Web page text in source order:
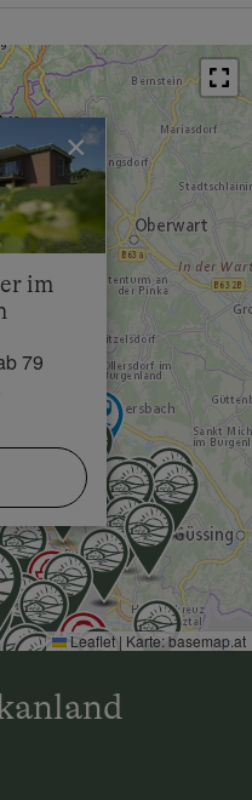
Fürstenfeld/Ilz,
rechts Richtung
dann rechts
in Brunn links
Gleisdorf Süd,
bleiben links Richtung
nach ca. 1km
im
79
×
Leaflet | Karte:basemap.at